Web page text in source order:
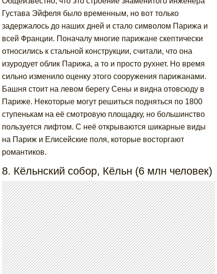
Густава Эйфеля было временным, но вот только
задержалось до наших дней и стало символом Парижа и
всей Франции. Поначалу многие парижане скептически
относились к стальной конструкции, считали, что она
изуродует облик Парижа, а то и просто рухнет. Но время
сильно изменило оценку этого сооружения парижанами.
Башня стоит на левом берегу Сены и видна отовсюду в
Париже. Некоторые могут решиться подняться по 1800
ступенькам на её смотровую площадку, но большинство
пользуется лифтом. С неё открываются шикарные виды
на Париж и Елисейские поля, которые восторгают
романтиков.
8. Кёльнский собор, Кёльн (6 млн человек)